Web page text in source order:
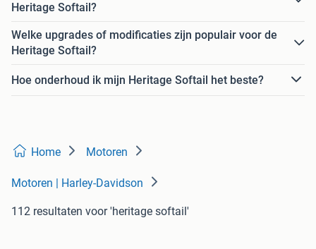
Heritage Softail?
Welke upgrades of modificaties zijn populair voor de
Heritage Softail?
Hoe onderhoud ik mijn Heritage Softail het beste?
Home Motoren
Motoren | Harley-Davidson
112 resultaten voor 'heritage softail'